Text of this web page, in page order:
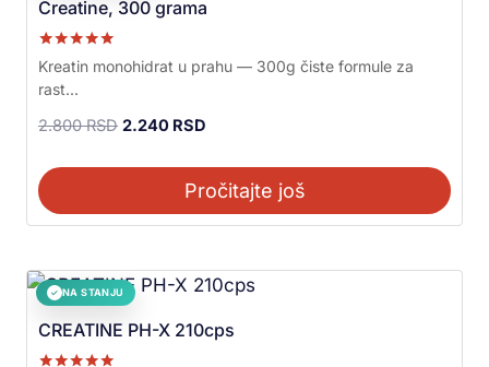
Creatine, 300 grama
Ocenjeno sa
5.00
od 5
Kreatin monohidrat u prahu — 300g čiste formule za
rast...
2.800RSD 2.240 RSD
Pročitajte još
✓ NA STANJU
CREATINE PH-X 210cps